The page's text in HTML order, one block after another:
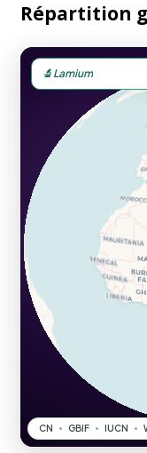
Répartition